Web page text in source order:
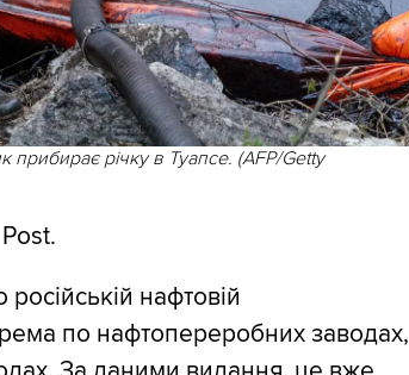
прибирає річку в Туапсе. (AFP/Getty
нафтовій
по нафтопереробних заводах,